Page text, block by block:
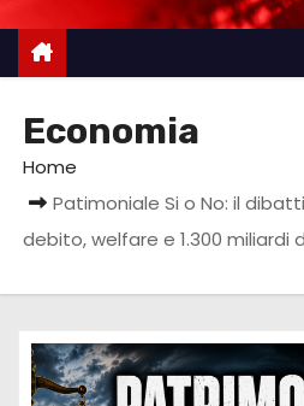
Economia
Home
Patimoniale Si o No: il
debito, welfare e 1.300 miliardi